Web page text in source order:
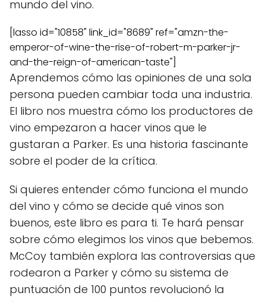
mundo del vino.
[lasso id="10858" link_id="8689" ref="amzn-the-
emperor-of-wine-the-rise-of-robert-m-parker-jr-
and-the-reign-of-american-taste"]
Aprendemos cómo las opiniones de una sola
persona pueden cambiar toda una industria.
El libro nos muestra cómo los productores de
vino empezaron a hacer vinos que le
gustaran a Parker. Es una historia fascinante
sobre el poder de la crítica.
Si quieres entender cómo funciona el mundo
del vino y cómo se decide qué vinos son
buenos, este libro es para ti. Te hará pensar
sobre cómo elegimos los vinos que bebemos.
McCoy también explora las controversias que
rodearon a Parker y cómo su sistema de
puntuación de 100 puntos revolucionó la